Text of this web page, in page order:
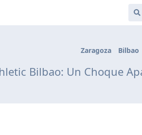
Zaragoza Bilbao
Bilbao: Un Choque